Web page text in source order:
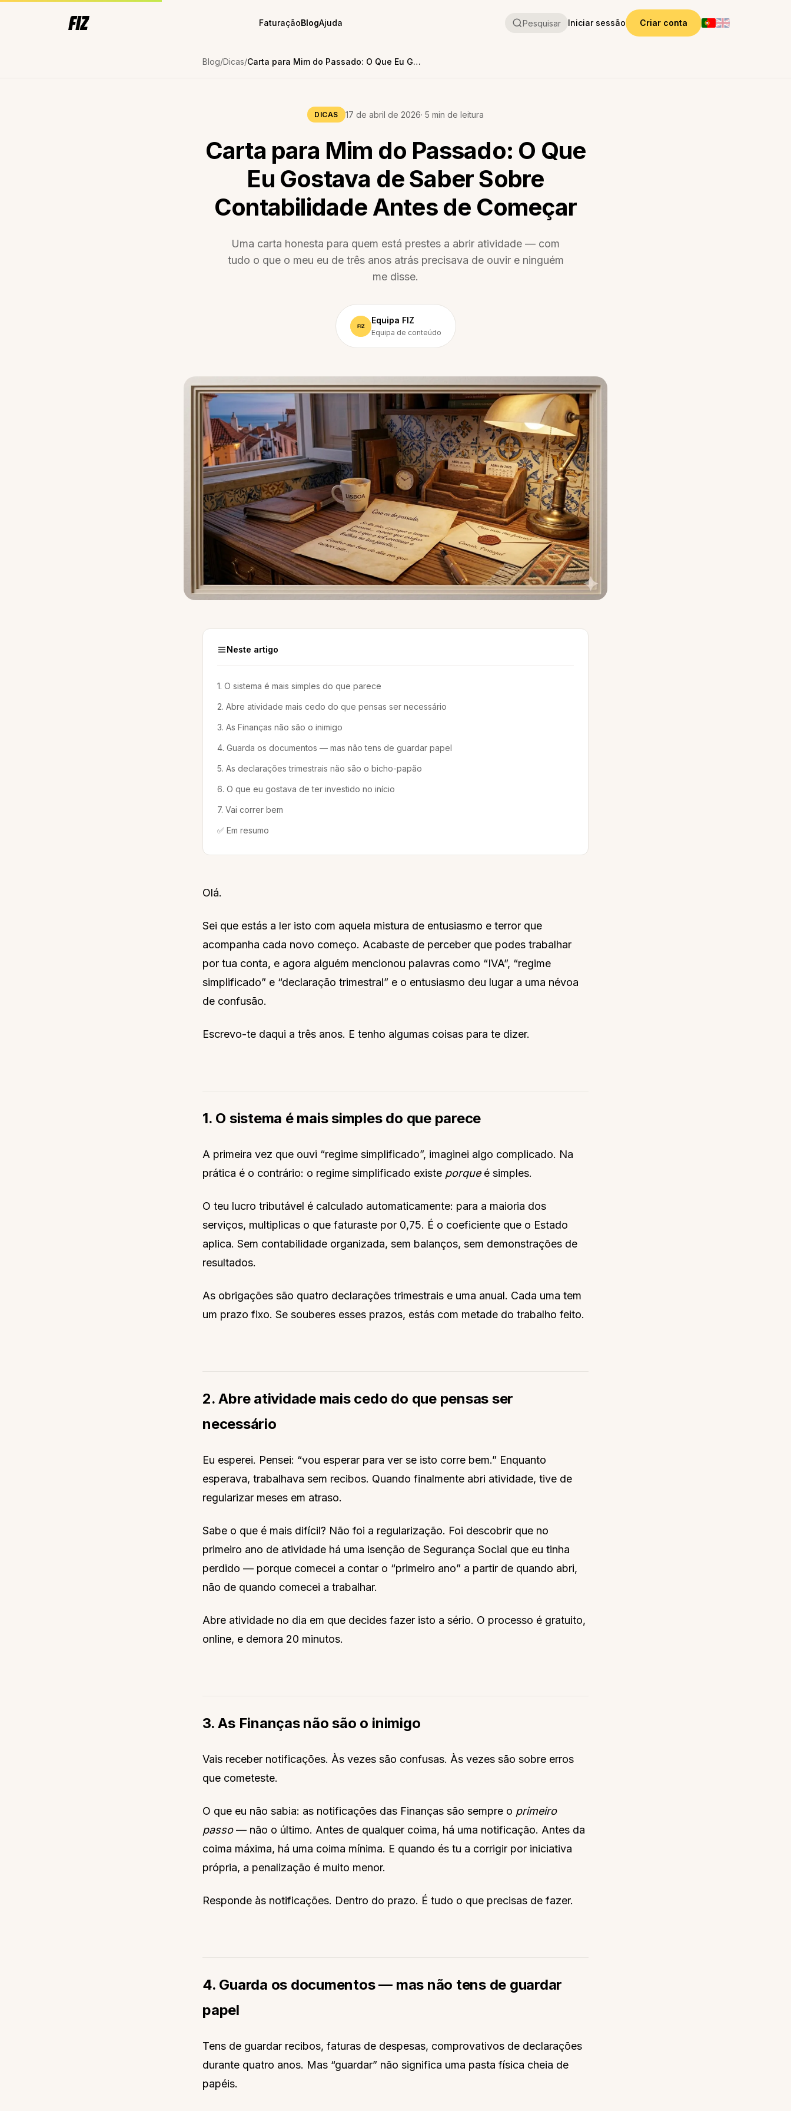
FaturaçãoBlogAjuda Pesquisar Iniciar sessão Criar conta
Blog Dicas Carta para Mim do Passado: O Que Eu Gostava de Saber Sobre Contabilidade Antes de Começar
DICAS 17 de abril de 2026· 5 min de leitura
Carta para Mim do Passado: O Que
Eu Gostava de Saber Sobre
Contabilidade Antes de Começar
Uma carta honesta para quem está prestes a abrir atividade — com
tudo o que o meu eu de três anos atrás precisava de ouvir e ninguém
me disse.
Equipa FIZ
Equipa de conteúdo
Neste artigo
1. O sistema é mais simples do que parece
2. Abre atividade mais cedo do que pensas ser necessário
3. As Finanças não são o inimigo
4. Guarda os documentos — mas não tens de guardar papel
5. As declarações trimestrais não são o bicho-papão
6. O que eu gostava de ter investido no início
7. Vai correr bem
✅ Em resumo
Olá.
Sei que estás a ler isto com aquela mistura de entusiasmo e terror que
acompanha cada novo começo. Acabaste de perceber que podes trabalhar
por tua conta, e agora alguém mencionou palavras como “IVA”, “regime
simplificado” e “declaração trimestral” e o entusiasmo deu lugar a uma névoa
de confusão.
Escrevo-te daqui a três anos. E tenho algumas coisas para te dizer.
1. O sistema é mais simples do que parece
A primeira vez que ouvi “regime simplificado”, imaginei algo complicado. Na
prática é o contrário: o regime simplificado existe porqueé simples.
O teu lucro tributável é calculado automaticamente: para a maioria dos
serviços, multiplicas o que faturaste por 0,75. É o coeficiente que o Estado
aplica. Sem contabilidade organizada, sem balanços, sem demonstrações de
resultados.
As obrigações são quatro declarações trimestrais e uma anual. Cada uma tem
um prazo fixo. Se souberes esses prazos, estás com metade do trabalho feito.
2. Abre atividade mais cedo do que pensas ser
necessário
Eu esperei. Pensei: “vou esperar para ver se isto corre bem.” Enquanto
esperava, trabalhava sem recibos. Quando finalmente abri atividade, tive de
regularizar meses em atraso.
Sabe o que é mais difícil? Não foi a regularização. Foi descobrir que no
primeiro ano de atividade há uma isenção de Segurança Social que eu tinha
perdido — porque comecei a contar o “primeiro ano” a partir de quando abri,
não de quando comecei a trabalhar.
Abre atividade no dia em que decides fazer isto a sério. O processo é gratuito,
online, e demora 20 minutos.
3. As Finanças não são o inimigo
Vais receber notificações. Às vezes são confusas. Às vezes são sobre erros
que cometeste.
O que eu não sabia: as notificações das Finanças são sempre o primeiro
passo— não o último. Antes de qualquer coima, há uma notificação. Antes da
coima máxima, há uma coima mínima. E quando és tu a corrigir por iniciativa
própria, a penalização é muito menor.
Responde às notificações. Dentro do prazo. É tudo o que precisas de fazer.
4. Guarda os documentos — mas não tens de guardar
papel
Tens de guardar recibos, faturas de despesas, comprovativos de declarações
durante quatro anos. Mas “guardar” não significa uma pasta física cheia de
papéis.